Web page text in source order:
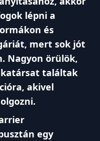
lépni a
és
mert sok jót
Nagyon örülök,
találtak
akivel
egy